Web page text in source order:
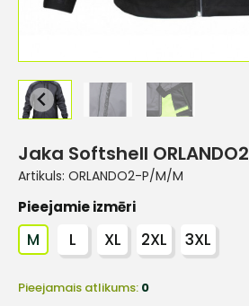
Jaka Softshell ORLANDO2
Artikuls: ORLANDO2-P/M/M
Pieejamie izmēri
M L XL 2XL 3XL
Pieejamais atlikums: 0